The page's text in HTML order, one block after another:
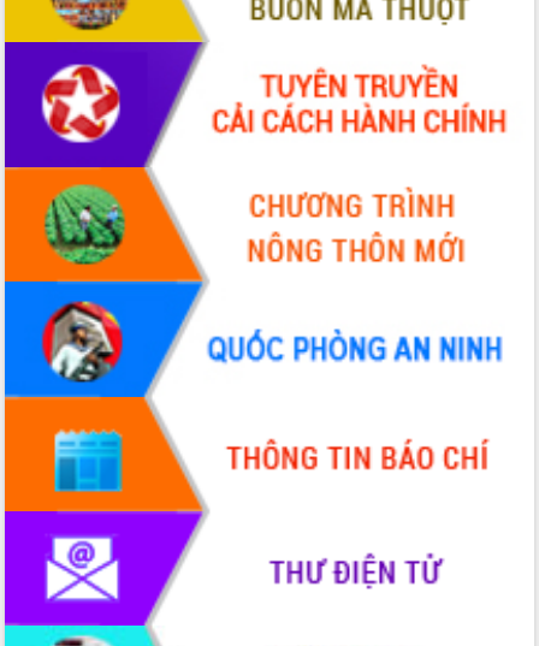
Xây dựng nông thôn mới: Nâng cao đời
sống người dân từ những mô hình thiết
Quyết liệt tháo gỡ vướng mắc, đẩy
nhanh tiến độ các dự án trọng điểm
trong Khu kinh tế Nam Phú Yên
Hòn Yến phát triển du lịch gắn với bảo
tồn biển
Lấy ý kiến điều chỉnh Quy hoạch tỉnh
Đắk Lắk thời kỳ 2021-2030, tầm nhìn
đến năm 2050
Phát động chiến dịch 30 ngày đêm
giải phóng mặt bằng Tuyến đường bộ
ven biển
Đắk Lắk nỗ lực thúc đẩy tăng trưởng
kinh tế từ 10% trở lên trong Quý
Đắk Lắk ký kết thỏa thuận hợp tác về
chuyển đổi số giai đoạn 2026 – 2030
với Tập đoàn Bưu chính Viễn thông
Thứ trưởng Bộ Y tế làm việc với tỉnh
Đắk Lắk về phát triển nhân lực y tế
cho trạm y tế cấp xã
Du lịch Đắk Lắk nâng tầm trải nghiệm